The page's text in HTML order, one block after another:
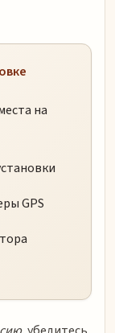
на
GPS